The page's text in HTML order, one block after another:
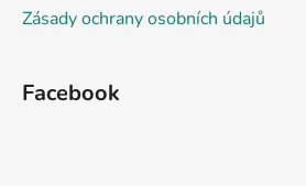
Zásady ochrany osobních údajů
Facebook